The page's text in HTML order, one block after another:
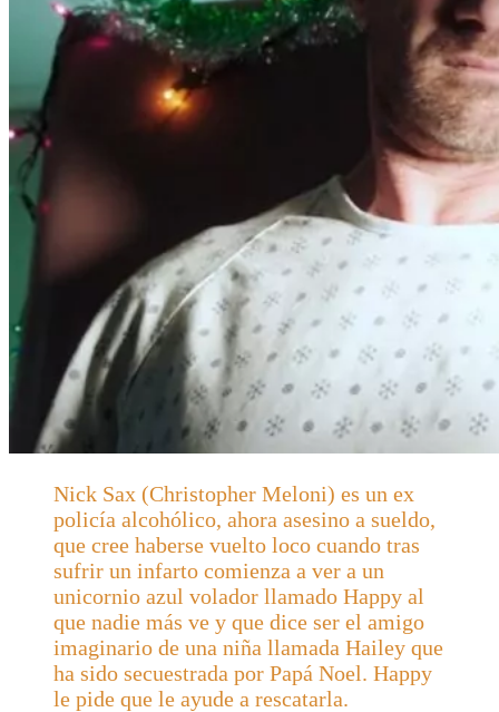
Nick Sax (Christopher Meloni) es un ex
policía alcohólico, ahora asesino a sueldo,
que cree haberse vuelto loco cuando tras
sufrir un infarto comienza a ver a un
unicornio azul volador llamado Happy al
que nadie más ve y que dice ser el amigo
imaginario de una niña llamada Hailey que
ha sido secuestrada por Papá Noel. Happy
le pide que le ayude a rescatarla.